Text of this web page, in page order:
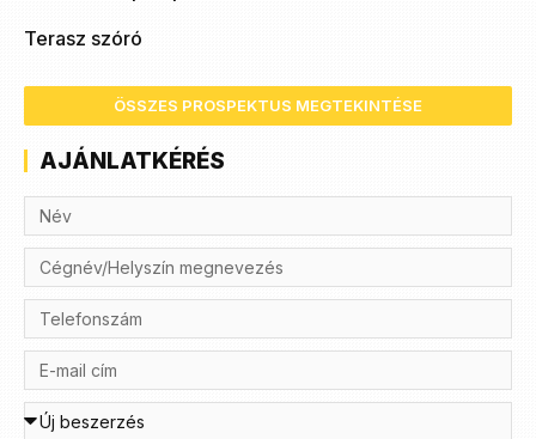
Terasz szóró
ÖSSZES PROSPEKTUS MEGTEKINTÉSE
AJÁNLATKÉRÉS